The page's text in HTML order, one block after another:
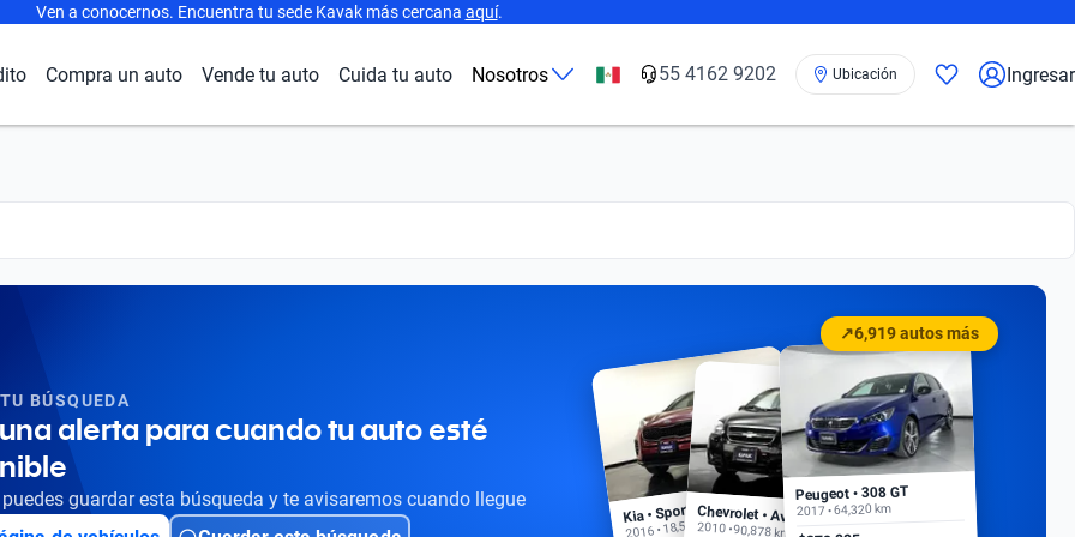
Ven a conocernos. Encuentra tu sede Kavak más cercana aquí.
Compra un auto Vende tu auto Cuida tu auto Nosotros 55 4162 9202 Ubicación Ingresar
BÚSQUEDA
alerta para cuando tu auto esté
guardar esta búsqueda y te avisaremos cuando llegue
↗6,919 autos más
Kia • Sportage EX
2016 • 18,500 kmChevrolet • Aveo
2010 • 90,878 km
Peugeot • 308 GT
2017 • 64,320 km